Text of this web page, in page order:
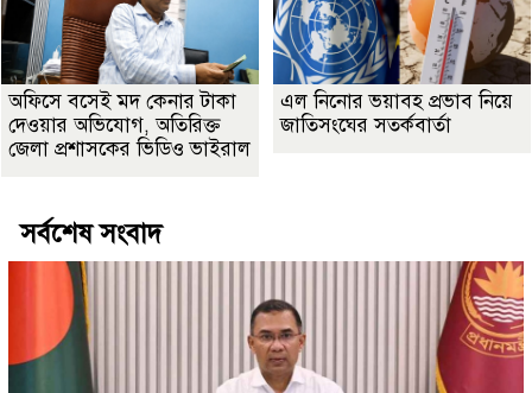
অফিসে বসেই মদ কেনার টাকা
দেওয়ার অভিযোগ, অতিরিক্ত
জেলা প্রশাসকের ভিডিও ভাইরাল
এল নিনোর ভয়াবহ প্রভাব নিয়ে
জাতিসংঘের সতর্কবার্তা
সর্বশেষ সংবাদ